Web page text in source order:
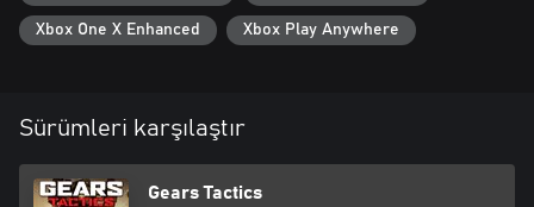
Xbox One X Enhanced Xbox Play Anywhere
Sürümleri karşılaştır
Gears Tactics